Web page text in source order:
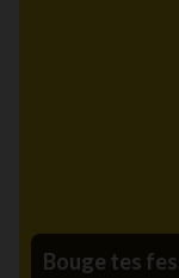
Bouge tes